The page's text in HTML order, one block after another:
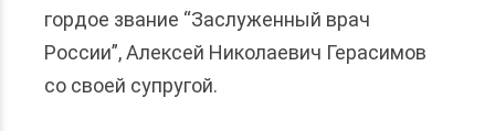
гордое звание “Заслуженный врач
России”, Алексей Николаевич Герасимов
со своей супругой.